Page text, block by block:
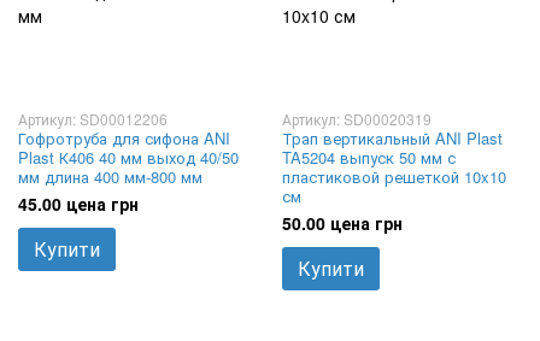
Артикул: SD00012206
Гофротруба для сифона ANI
Plast К406 40 мм выход 40/50
мм длина 400 мм-800 мм
45.00 цена грн
Купити
Артикул: SD00020319
Трап вертикальный ANI Plast
TA5204 выпуск 50 мм с
пластиковой решеткой 10x10
см
50.00 цена грн
Купити